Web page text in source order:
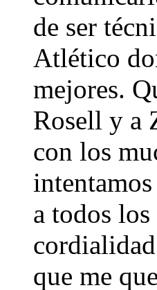
de ser
Atlético
mejores.
Rosell y a
con los
a todos
que me